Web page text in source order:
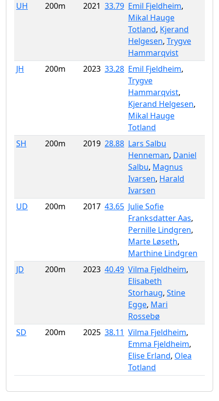
UH
200m 2021 33.79 Emil Fjeldheim,
Mikal Hauge
Totland, Kjerand
Helgesen, Trygve
Hammarqvist
JH
200m 2023 33.28 Emil Fjeldheim,
Trygve
Hammarqvist,
Kjerand Helgesen,
Mikal Hauge
Totland
SH
200m 2019 28.88 Lars Salbu
Henneman, Daniel
Salbu, Magnus
Ivarsen, Harald
Ivarsen
UD
200m 2017 43.65 Julie Sofie
Franksdatter Aas,
Pernille Lindgren,
Marte Løseth,
Marthine Lindgren
JD
200m 2023 40.49 Vilma Fjeldheim,
Elisabeth
Storhaug, Stine
Egge, Mari
Rossebø
SD
200m 2025 38.11 Vilma Fjeldheim,
Emma Fjeldheim,
Elise Erland, Olea
Totland